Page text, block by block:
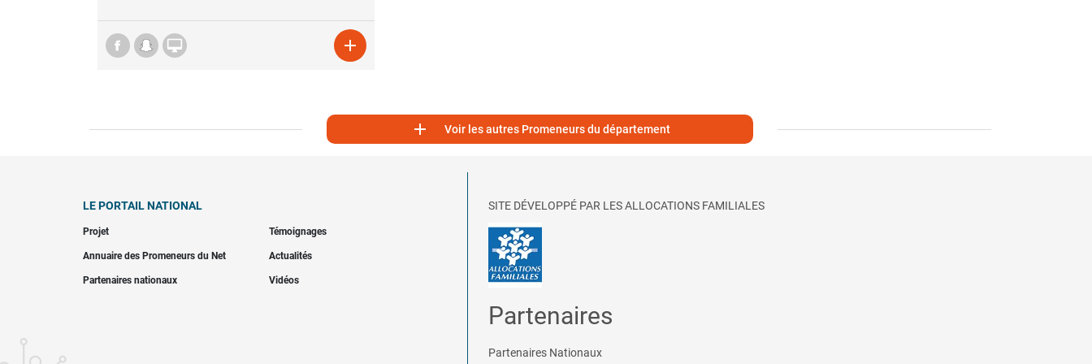
 
 Voir les autres Promeneurs du département
LE PORTAIL NATIONAL
Projet Témoignages
Annuaire des Promeneurs du Net Actualités
Partenaires nationaux Vidéos
SITE DÉVELOPPÉ PAR LES ALLOCATIONS FAMILIALES
Partenaires
Partenaires Nationaux